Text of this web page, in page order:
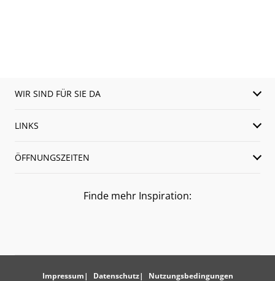
WIR SIND FÜR SIE DA
LINKS
ÖFFNUNGSZEITEN
Finde mehr Inspiration:
Impressum Datenschutz Nutzungsbedingungen